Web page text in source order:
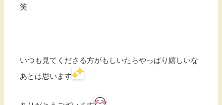
笑
いつも見てくださる方がもしいたらやっぱり嬉しいな
あとは思います